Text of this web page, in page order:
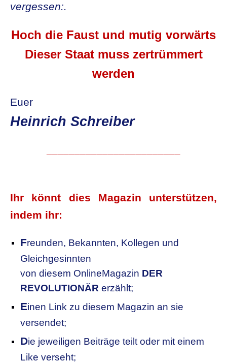
vergessen:.
Hoch die Faust und mutig vorwärts
Dieser Staat muss zertrümmert
werden
Euer
Heinrich Schreiber
Ihr könnt dies Magazin unterstützen,
indem ihr:
Freunden, Bekannten, Kollegen und
Gleichgesinnten
von diesem OnlineMagazin DER
REVOLUTIONÄR erzählt;
Einen Link zu diesem Magazin an sie
versendet;
Die jeweiligen Beiträge teilt oder mit einem
Like verseht;